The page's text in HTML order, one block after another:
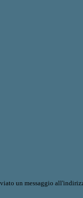
un messaggio